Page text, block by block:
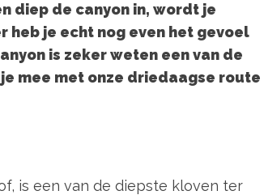
diep de canyon in, wordt je
je echt nog even het gevoel
is zeker weten een van de
mee met onze driedaagse route
is een van de diepste kloven ter